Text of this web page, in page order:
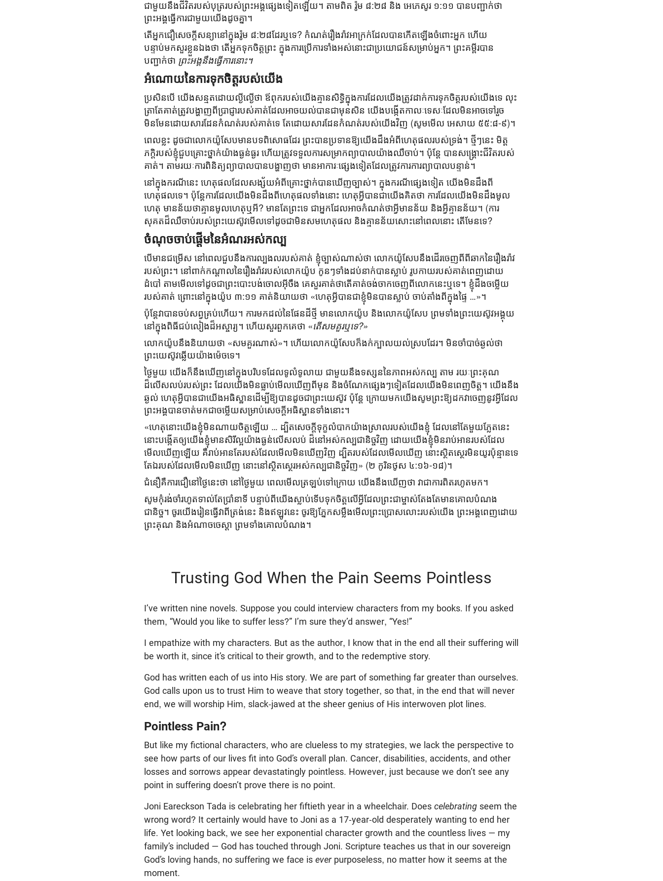
ជាមួយនឹងជីវិតរបស់បុត្ររបស់ព្រះអង្គផ្សេងទៀតឡើយ។​ តាមពិត រ៉ូម ៨:២៨ និង អេភេសូរ ១:១១ បានបញ្ជាក់ថា
ព្រះអង្គធ្វើការជាមួយយើងដូចគ្នា។
តើអ្នកជឿសេចក្តីសន្យានៅក្នុងរ៉ូម ៨:២៨ដែរឬទេ? កំណត់រឿងរ៉ាវអាក្រក់ដែលបានកើតឡើងចំពោះអ្នក ហើយ
បន្ទាប់មកសួរខ្លួនឯងថា តើអ្នកទុកចិត្តព្រះ ក្នុងការប្រើការទាំងអស់នោះជាប្រយោជន៍សម្រាប់អ្នក។ ព្រះគម្ពីរបាន
បញ្ជាក់ថា ព្រះអង្គនឹងធ្វើការនោះ។
អំណោយនៃការទុកចិត្តរបស់យើង
ប្រសិនបើ យើងសន្មតដោយល្ងីល្ងើថា ឪពុករបស់យើងគ្មានសិទ្ធិក្នុងការដែលយើងត្រូវដាក់ការទុកចិត្តរបស់យើងទេ លុះ
ត្រាតែគាត់ត្រូវបង្ហាញពីប្រាជ្ញារបស់គាត់ដែលអាចយល់បានជាមុនសិន យើងបង្កើតកាលៈទេសៈដែលមិនអាចទៅរួច
មិនមែនដោយសារដែនកំណត់របស់គាត់ទេ តែដោយសារដែនកំណត់របស់យើងវិញ (សូមមើល អេសាយ ៥៥:៨-៩)។
ពេលខ្លះ ដូចជាលោកយ៉ូសែបមានបទពិសោធដែរ ព្រះបានប្រទានឱ្យយើងដឹងអំពីហេតុផលរបស់ទ្រង់។ ថ្មីៗនេះ មិត្ត
ភក្តិរបស់ខ្ញុំជួបគ្រោះថ្នាក់យ៉ាងធ្ងន់ធ្ងរ ហើយត្រូវទទួលការសម្រាកព្យាបាលយ៉ាងឈឺចាប់។ ប៉ុន្ដែ បានសង្គ្រោះជីវិតរបស់
គាត់។ តាមរយៈការពិនិត្យព្យាបាលបានបង្ហាញថា មានអាការៈផ្សេងទៀតដែលត្រូវការការព្យាបាលបន្ទាន់។​
នៅក្នុងករណីនេះ ហេតុផលដែលសង្ស័យអំពីគ្រោះថ្នាក់បានឃើញច្បាស់។ ក្នុងករណីផ្សេងទៀត យើងមិនដឹងពី
ហេតុផលទេ។ ប៉ុន្ដែការដែលយើងមិនដឹងពីហេតុផលទាំងនោះ ហេតុអ្វីបានជាយើងគិតថា ការដែលយើងមិនដឹងមូល
ហេតុ មានន័យថាគ្មានមូលហេតុឬអី? មានតែព្រះទេ ជាអ្នកដែលអាចកំណត់ថាអ្វីមានន័យ និងអ្វីគ្មានន័យ។ (ការ
សុគតដ៏ឈឺចាប់របស់ព្រះយេស៊ូវមើលទៅដូចជាមិនសមហេតុផល និងគ្មានន័យសោះនៅពេលនោះ តើមែនទេ?
ចំណុចចាប់ផ្ដើមនៃអំណរអស់កល្ប
បើមានជម្រើស នៅពេលជួបនឹងការល្បងលរបស់គាត់ ខ្ញុំច្បាស់ណាស់ថា លោកយ៉ូសែបនឹងដើរចេញពីពីឆាកនៃរឿងរ៉ាវ
របស់ព្រះ។ នៅពាក់កណ្ដាលនៃរឿងរ៉ាវរបស់លោកយ៉ូប កូនៗទាំងដប់នាក់បានស្លាប់ រូបកាយរបស់គាត់ពេញដោយ
ដំបៅ តាមមើលទៅដូចជាព្រះបោះបង់ចោលអ៊ីចឹង គេសួរគាត់ថាតើគាត់ចង់ចាកចេញពីលោកនេះឬទេ។ ខ្ញុំដឹងចម្លើយ
របស់គាត់ ព្រោះនៅក្នុងយ៉ូប ៣:១១ គាត់និយាយថា «ហេតុអ្វីបានជាខ្ញុំមិនបានស្លាប់ ចាប់តាំងពីក្នុងផ្ទៃ …»។
ប៉ុន្ដែវាបានចប់សព្វគ្រប់ហើយ។ ការមកដល់នៃផែនដីថ្មី មានលោកយ៉ូប និងលោកយ៉ូសែប ព្រមទាំងព្រះយេស៊ូវអង្គុយ
នៅក្នុងពិធីជប់លៀងដ៏អស្ចារ្យ។ ហើយសួរពួកគេថា «តើសមគួរឬទេ?»
លោកយ៉ូបនឹងនិយាយថា «សមគួរណាស់»។ ហើយលោកយ៉ូសែបក៏ងក់ក្បាលយល់ស្របដែរ។ មិនចាំបាច់ឆ្ងល់ថា
ព្រះយេស៊ូវឆ្លើយយ៉ាងម៉េចទេ។
ថ្ងៃមួយ យើងក៏នឹងឃើញនៅក្នុងបរិបទដែលទូលំទូលាយ ជាមួយនឹងទស្សននៃភាពអស់កល្ប តាម រយៈព្រះគុណ
ដ៏លើសលប់របស់ព្រះ ដែលយើងមិនធ្លាប់មើលឃើញពីមុន និងចំណែកផ្សេងៗទៀតដែលយើងមិនពេញចិត្ត។ យើងនឹង
ឆ្ងល់ ហេតុអ្វីបានជាយើងអធិស្ឋានដើម្បីឱ្យបានដូចជាព្រះយេស៊ូវ ប៉ុន្តែ ក្រោយមកយើងសូមព្រះឱ្យដកវាចេញនូវអ្វីដែល
ព្រះអង្គបានចាត់មកជាចម្លើយសម្រាប់សេចក្តីអធិស្ឋានទាំងនោះ។
«ហេតុនោះយើងខ្ញុំមិនណាយចិត្តឡើយ … ដ្បិតសេចក្ដីទុក្ខលំបាកយ៉ាងស្រាលរបស់យើងខ្ញុំ ដែលនៅតែមួយភ្លែតនេះ
នោះបង្កើតឲ្យយើងខ្ញុំមានសិរី‌ល្អយ៉ាងធ្ងន់លើស‌លប់ ដ៏នៅអស់‌កល្បជានិច្ចវិញ ដោយយើងខ្ញុំមិនរាប់អានរបស់ដែល
មើលឃើញឡើយ គឺរាប់អានតែរបស់ដែលមើលមិនឃើញវិញ ដ្បិតរបស់ដែលមើលឃើញ នោះស្ថិត‌ស្ថេរមិនយូរប៉ុន្មានទេ
តែឯរបស់ដែលមើលមិនឃើញ នោះនៅស្ថិត‌ស្ថេរអស់‌កល្បជានិច្ចវិញ» (២ កូរិន‌ថូស ៤:១៦-១៨)។
ជំនឿគឺការជឿនៅថ្ងៃនេះថា នៅថ្ងៃមួយ ពេលមើលត្រឡប់ទៅក្រោយ យើងនឹងឃើញថា វាជាការពិតរហូតមក។
សូមកុំរង់ចាំរហូតទាល់តែប្រាំនាទី បន្ទាប់ពីយើងស្លាប់ទើបទុកចិត្តលើអ្វីដែលព្រះជាម្ចាស់តែងតែមានគោលបំណង
ជានិច្ច។ ចូរយើងរៀនធ្វើវាពីត្រង់នេះ និងឥឡូវនេះ ចូរឱ្យភ្នែកសម្លឹងមើលព្រះប្រោសលោះរបស់យើង ព្រះអង្គពេញដោយ
ព្រះគុណ និងអំណាចចេស្ដា ព្រមទាំងគោលបំណង។
Trusting God When the Pain Seems Pointless
I’ve written nine novels. Suppose you could interview characters from my books. If you asked
them, “Would you like to suffer less?” I’m sure they’d answer, “Yes!”
I empathize with my characters. But as the author, I know that in the end all their suffering will
be worth it, since it’s critical to their growth, and to the redemptive story.
God has written each of us into His story. We are part of something far greater than ourselves.
God calls upon us to trust Him to weave that story together, so that, in the end that will never
end, we will worship Him, slack-jawed at the sheer genius of His interwoven plot lines.
Pointless Pain?
But like my fictional characters, who are clueless to my strategies, we lack the perspective to
see how parts of our lives fit into God’s overall plan. Cancer, disabilities, accidents, and other
losses and sorrows appear devastatingly pointless. However, just because we don’t see any
point in suffering doesn’t prove there is no point.
Joni Eareckson Tada is celebrating her fiftieth year in a wheelchair. Does celebrating seem the
wrong word? It certainly would have to Joni as a 17-year-old desperately wanting to end her
life. Yet looking back, we see her exponential character growth and the countless lives — my
family’s included — God has touched through Joni. Scripture teaches us that in our sovereign
God’s loving hands, no suffering we face is everpurposeless, no matter how it seems at the
moment.